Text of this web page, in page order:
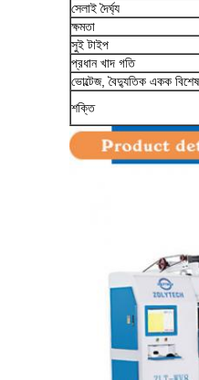
সেলাই দৈর্ঘ্য
ক্ষমতা
সুই টাইপ
প্রধান খাদ গতি
ভোল্টেজ, বৈদ্যুতিক একক বিশেষ
শক্তি